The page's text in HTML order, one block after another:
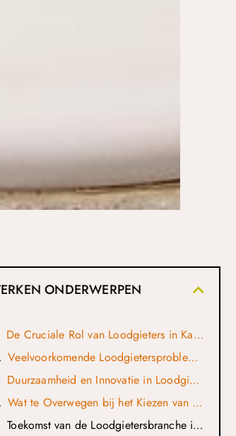
ONDERWERPEN
De Cruciale Rol van Loodgieters in Kampen
Veelvoorkomende Loodgietersproblemen in Kampen
Duurzaamheid en Innovatie in Loodgieterij
Wat te Overwegen bij het Kiezen van een Loodgieter
Toekomst van de Loodgietersbranche in Kampen